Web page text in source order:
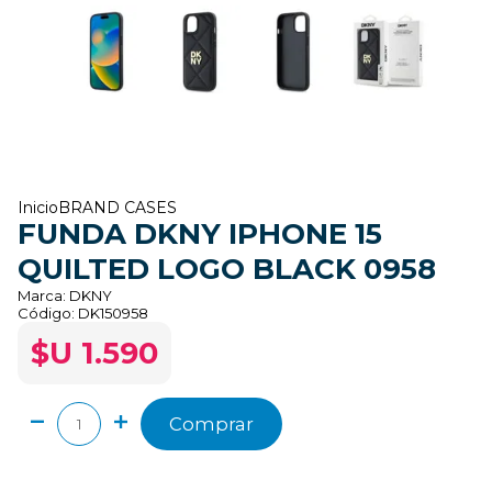
Inicio BRAND CASES
FUNDA DKNY IPHONE 15
QUILTED LOGO BLACK 0958
Marca: DKNY
Código: DK150958
$U 1.590
Comprar